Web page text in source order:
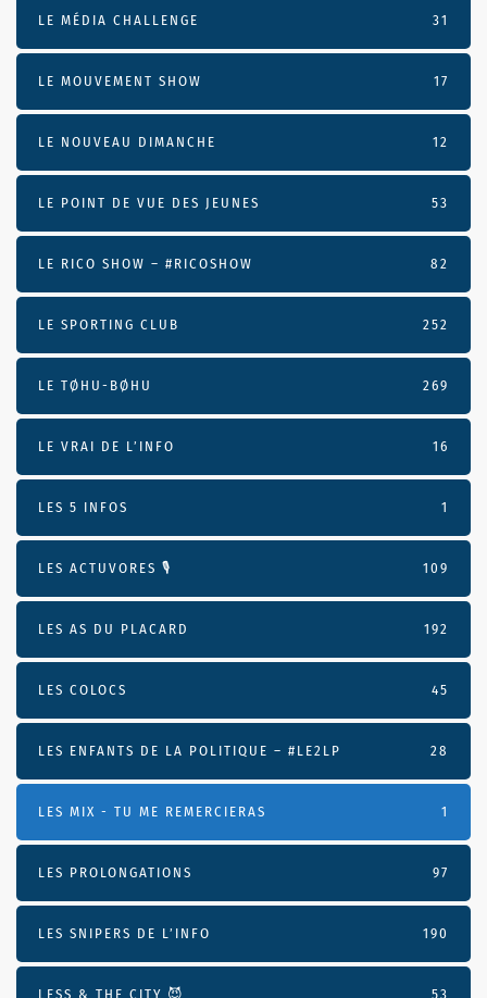
LE MÉDIA CHALLENGE 31
LE MOUVEMENT SHOW 17
LE NOUVEAU DIMANCHE 12
LE POINT DE VUE DES JEUNES 53
LE RICO SHOW – #RICOSHOW 82
LE SPORTING CLUB 252
LE TØHU-BØHU 269
LE VRAI DE L’INFO 16
LES 5 INFOS 1
LES ACTUVORES 🎙 109
LES AS DU PLACARD 192
LES COLOCS 45
LES ENFANTS DE LA POLITIQUE – #LE2LP 28
LES MIX - TU ME REMERCIERAS 1
LES PROLONGATIONS 97
LES SNIPERS DE L’INFO 190
LESS & THE CITY 😈 53